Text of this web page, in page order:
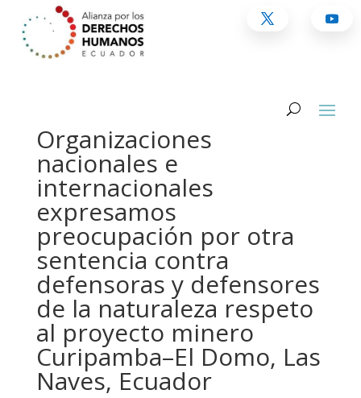
Organizaciones
nacionales e
internacionales
expresamos
preocupación por otra
sentencia contra
defensoras y defensores
de la naturaleza respeto
al proyecto minero
Curipamba–El Domo, Las
Naves, Ecuador